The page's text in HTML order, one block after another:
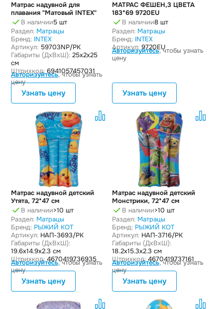
Матрас надувной для
плавания "Матовый INTEX"
В наличии5 шт
Раздел: Матрацы
Бренд: INTEX
Артикул: 59703NP/РК
Габариты (ДxВxШ): 25x2x25
см
Штрихкод: 6941057457031
Авторизуйтесь, чтобы узнать
цену
Узнать цену
МАТРАС ФЕШЕН,3 ЦВЕТА
183*69 9720EU
В наличии8 шт
Раздел: Матрацы
Бренд: INTEX
Артикул:9720EU
Авторизуйтесь, чтобы узнать
цену
Узнать цену
Матрас надувной детский
Утята, 72*47 см
В наличии>10 шт
Раздел: Матрацы
Бренд: РЫЖИЙ КОТ
Артикул: НАП-3693/РК
Габариты (ДxВxШ):
19.6x14.9x2.3 см
Штрихкод: 4670419736935
Авторизуйтесь, чтобы узнать
цену
Узнать цену
Матрас надувной детский
Монстрики, 72*47 см
В наличии>10 шт
Раздел: Матрацы
Бренд: РЫЖИЙ КОТ
Артикул:НАП-3716/РК
Габариты (ДxВxШ):
18.2x15.3x2.3 см
Штрихкод:4670419737161
Авторизуйтесь, чтобы узнать
цену
Узнать цену